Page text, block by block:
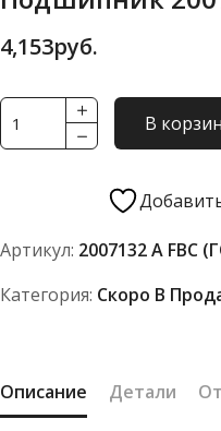
4,153руб.
Количество
товара
FBC
В
Артикул: 2007132 А FBC
Категория: Скоро В
Описание Детали